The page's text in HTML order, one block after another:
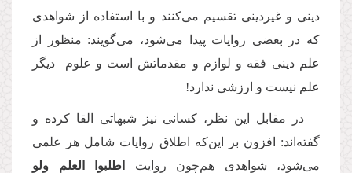
دینی و غیردینی تقسیم می‌کنند و با استفاده از شواهدی
که در بعضی روایات پیدا می‌شود، می‌گویند: منظور از
علم دینی فقه و لوازم و مقدماتش است و علوم دیگر
علم نیست و ارزشی ندارد!
در مقابل این نظر، کسانی نیز شبهاتی القا کرده‌ و
گفته‌اند: افزون بر این‌که اطلاق روایات شامل هر علمی
می‌شود، شواهدی هم‌چون روایت
اطلبوا العلم ولو